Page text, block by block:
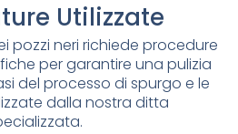
Utilizzate
pozzi neri richiede procedure
per garantire una pulizia
del processo di spurgo e le
dalla nostra ditta